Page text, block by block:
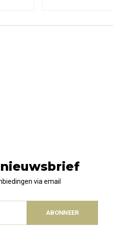
enzymen met
via email
ABONNEER